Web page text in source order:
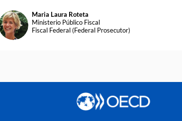
Maria Laura Roteta
Ministerio Público Fiscal
Fiscal Federal (Federal Prosecutor)